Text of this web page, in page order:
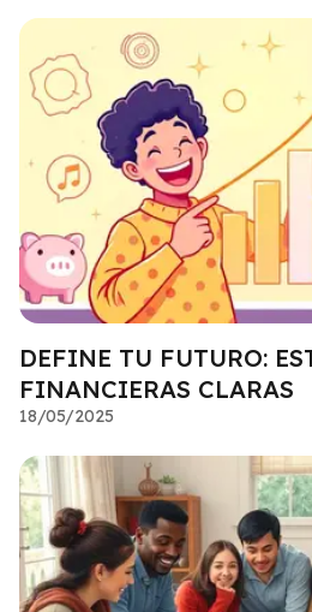
DEFINE TU FUTURO:
FINANCIERAS CLARAS
18/05/2025